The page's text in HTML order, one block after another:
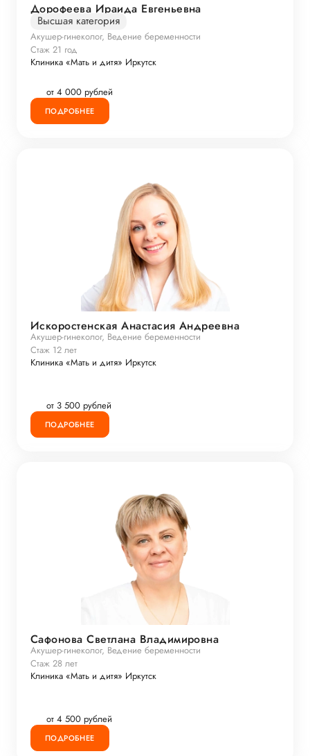
Дорофеева Ираида Евгеньевна
Высшая категория
Акушер-гинеколог, Ведение беременности
Стаж 21 год
Клиника «Мать и дитя» Иркутск
от 4 000 рублей
ПОДРОБНЕЕ
Искоростенская Анастасия Андреевна
Акушер-гинеколог, Ведение беременности
Стаж 12 лет
Клиника «Мать и дитя» Иркутск
от 3 500 рублей
ПОДРОБНЕЕ
Сафонова Светлана Владимировна
Акушер-гинеколог, Ведение беременности
Стаж 28 лет
Клиника «Мать и дитя» Иркутск
от 4 500 рублей
ПОДРОБНЕЕ